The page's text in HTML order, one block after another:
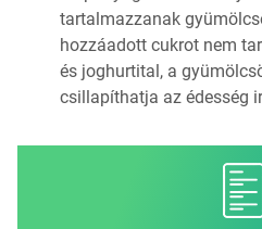
tartalmazzanak
hozzáadott cukrot nem
és joghurtital, a
csillapíthatja az édesség